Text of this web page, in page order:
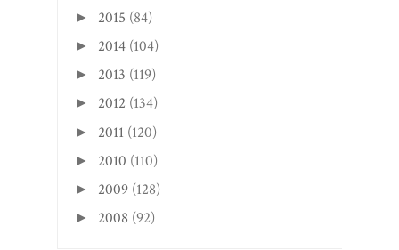
► 2015 (84)
► 2014 (104)
► 2013 (119)
► 2012 (134)
► 2011 (120)
► 2010 (110)
► 2009 (128)
► 2008 (92)